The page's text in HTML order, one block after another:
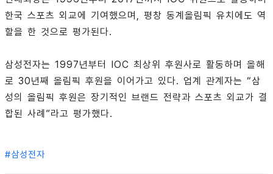
한국 스포츠 외교에 기여했으며, 평창 동계올림픽 유치에도 역
할을 한 것으로 평가된다.
삼성전자는 1997년부터 IOC 최상위 후원사로 활동하며 올해
로 30년째 올림픽 후원을 이어가고 있다. 업계 관계자는 “삼
성의 올림픽 후원은 장기적인 브랜드 전략과 스포츠 외교가 결
합된 사례”라고 평가했다.
#삼성전자